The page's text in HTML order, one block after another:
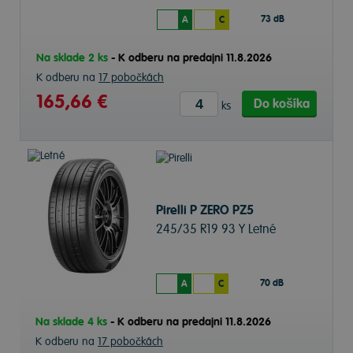
A C 73 dB
Na sklade 2 ks - K odberu na predajni 11.8.2026
K odberu na 17 pobočkách
165,66 € ks Do košíka
Pirelli P ZERO PZ5
245/35 R19 93 Y Letné
A C 70 dB
Na sklade 4 ks - K odberu na predajni 11.8.2026
K odberu na 17 pobočkách